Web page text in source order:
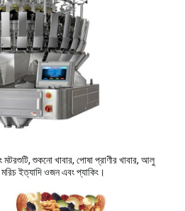
মটরশুটি, শুকনো খাবার, পোষা প্রাণীর খাবার, আলু
ইত্যাদি ওজন এবং প্যাকিং।